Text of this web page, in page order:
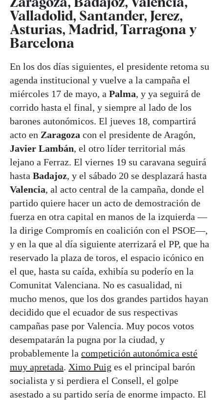
Valladolid, Santander, Jerez,
Asturias, Madrid, Tarragona y
Barcelona
En los dos días siguientes, el presidente retoma su
agenda institucional y vuelve a la campaña el
miércoles 17 de mayo, a Palma, y ya seguirá de
corrido hasta el final, y siempre al lado de los
barones autonómicos. El jueves 18, compartirá
acto en Zaragoza con el presidente de Aragón,
Javier Lambán, el otro líder territorial más
lejano a Ferraz. El viernes 19 su caravana seguirá
hasta Badajoz, y el sábado 20 se desplazará hasta
Valencia, al acto central de la campaña, donde el
partido quiere hacer un acto de demostración de
fuerza en otra capital en manos de la izquierda —
la dirige Compromís en coalición con el PSOE—,
y en la que al día siguiente aterrizará el PP, que ha
reservado la plaza de toros, el espacio icónico en
el que, hasta su caída, exhibía su poderío en la
Comunitat Valenciana. No es casualidad, ni
mucho menos, que los dos grandes partidos hayan
decidido que el ecuador de sus respectivas
campañas pase por Valencia. Muy pocos votos
desempatarán la pugna por la ciudad, y
probablemente la competición autonómica esté
muy apretada. Ximo Puig es el principal barón
socialista y si perdiera el Consell, el golpe
asestado a su partido sería de enorme impacto. El